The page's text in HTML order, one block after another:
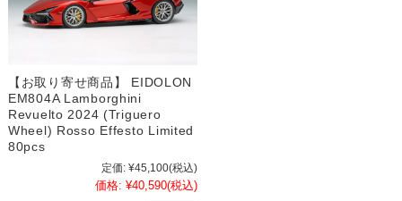
【お取り寄せ商品】 EIDOLON
EM804A Lamborghini
Revuelto 2024 (Triguero
Wheel) Rosso Effesto Limited
80pcs
定価: ¥45,100(税込)
価格: ¥40,590(税込)